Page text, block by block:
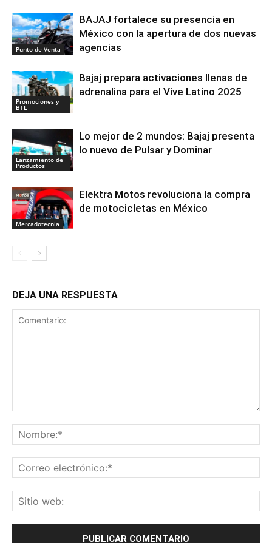
Punto de Venta
BAJAJ fortalece su presencia en
México con la apertura de dos nuevas
agencias
Promociones y
BTL
Bajaj prepara activaciones llenas de
adrenalina para el Vive Latino 2025
Lanzamiento de
Productos
Lo mejor de 2 mundos: Bajaj presenta
lo nuevo de Pulsar y Dominar
Mercadotecnia
Elektra Motos revoluciona la compra
de motocicletas en México
DEJA UNA RESPUESTA